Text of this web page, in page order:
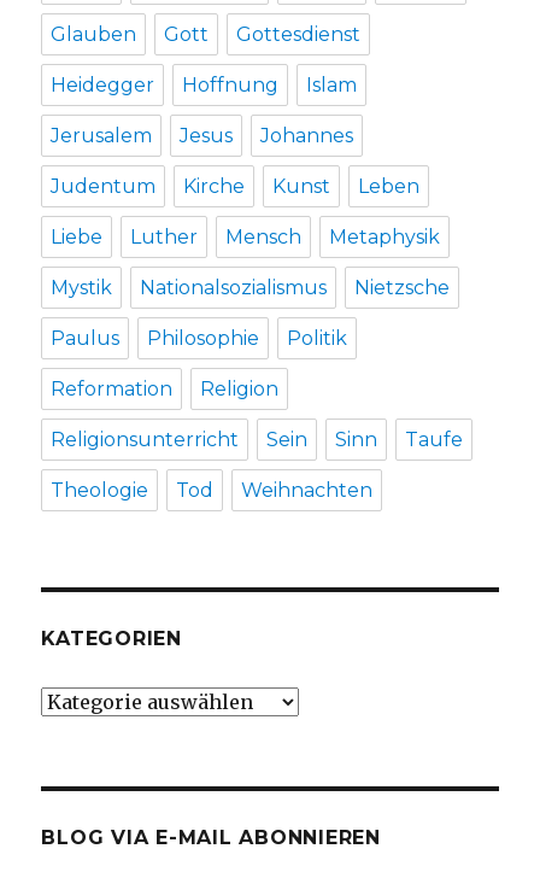
Glauben Gott Gottesdienst
Heidegger Hoffnung Islam
Jerusalem Jesus Johannes
Judentum Kirche Kunst Leben
Liebe Luther Mensch Metaphysik
Mystik Nationalsozialismus Nietzsche
Paulus Philosophie Politik
Reformation Religion
Religionsunterricht Sein Sinn Taufe
Theologie Tod Weihnachten
KATEGORIEN
Kategorien
BLOG VIA E-MAIL ABONNIEREN